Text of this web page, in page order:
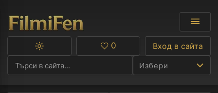
Избери
Превключване
тъмна
Любими
0 Вход в сайта